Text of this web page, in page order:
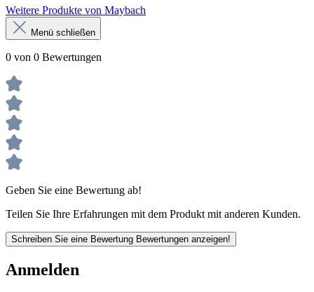
Weitere Produkte von Maybach
Menü schließen
0 von 0 Bewertungen
Geben Sie eine Bewertung ab!
Teilen Sie Ihre Erfahrungen mit dem Produkt mit anderen Kunden.
Schreiben Sie eine Bewertung Bewertungen anzeigen!
Anmelden